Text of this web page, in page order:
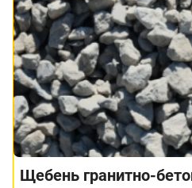
Щебень гранитно-